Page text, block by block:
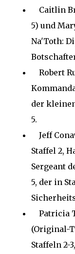
Caitlin
5) und
Na'Toth:
Robert
der
5.
Jeff
Staffel 2,
Sergeant
5, der in
Patricia
(Original-
Staffeln 2-